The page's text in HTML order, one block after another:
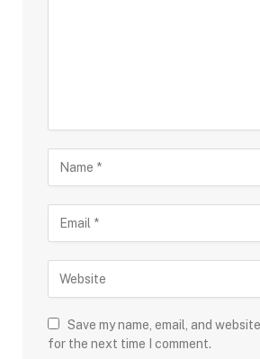
Save my name, email, and
for the next time I comment.